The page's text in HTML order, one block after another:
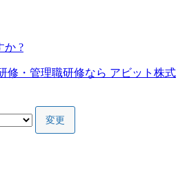
か ?
修・管理職研修なら アビット株式